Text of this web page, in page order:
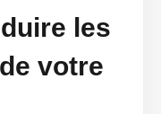
les
votre